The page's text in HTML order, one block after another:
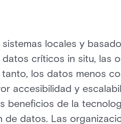
locales y
críticos in situ, las
los datos menos
accesibilidad y
beneficios de la
datos. Las